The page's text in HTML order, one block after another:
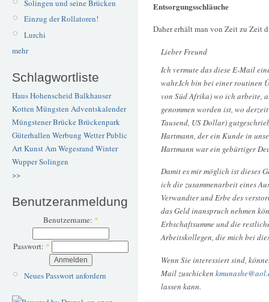
Solingen und seine Brücken
Einzug der Rollatoren!
Lurchi
mehr
Schlagwortliste
Haus Hohenscheid Balkhauser
Kotten Müngsten Adventskalender
Müngstener BrückeBrückenpark
Güterhallen Werbung WetterPublic
ArtKunstAm Wegesrand Winter
WupperSolingen
>>
Benutzeranmeldung
Benutzername: *
Passwort: *
Neues Passwort anfordern
Entsorgungsschläuche
Daher erhält man von Zeit zu Zeit
Lieber Freund
Ich vermute das diese E-Mail
wahr.Ich bin bei einer routinen
von Süd Afrika) wo ich arbeite,
genommen worden ist, wo
Tausend, US Dollar)
Hartmann, der ein Kunde in
Hartmann war ein gebürtiger
Damit es mir möglich ist dieses
ich die zusammenarbeit eines
Verwandter und Erbe des
das Geld inanspruch nehmen
Erbschaftsumme und die
Arbeitskollegen, die mich bei
Wenn Sie interessiert sind,
Mail zuschicken
lassen kann.